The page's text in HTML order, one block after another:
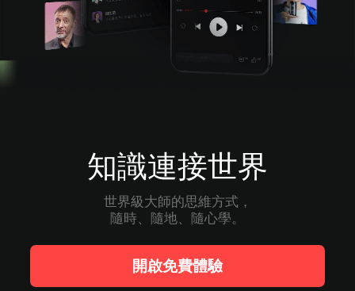
知識連接世界
世界級大師的思維方式，
隨時、隨地、隨心學。
開啟免費體驗